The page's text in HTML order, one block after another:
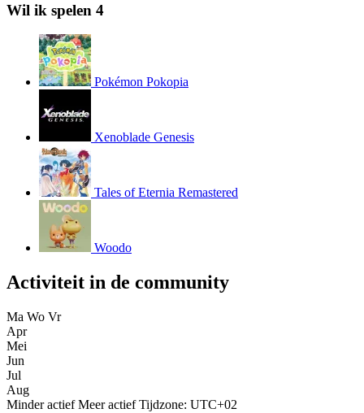
Wil ik spelen 4
Pokémon Pokopia
Xenoblade Genesis
Tales of Eternia Remastered
Woodo
Activiteit in de community
Ma Wo Vr
Apr
Mei
Jun
Jul
Aug
Minder actiefMeer actiefTijdzone: UTC+02